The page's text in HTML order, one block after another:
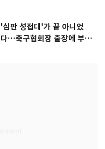
'심판 성접대'가 끝 아니었
다…축구협회장 출장에 부인